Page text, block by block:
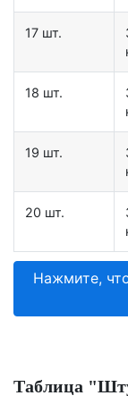
17 шт.
18 шт.
19 шт.
20 шт.
Нажмите,
Таблица